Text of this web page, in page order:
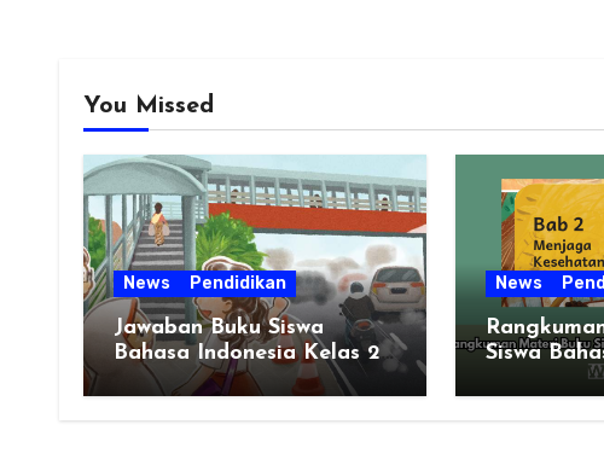
You Missed
News Pendidikan
Jawaban Buku Siswa
Bahasa Indonesia Kelas 2
Halaman 51 BAB 2
News
Siswa
Kelas 2